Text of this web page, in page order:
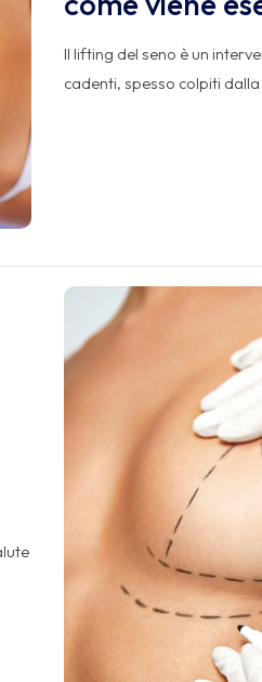
Il lifting del seno è un
cadenti, spesso colpiti